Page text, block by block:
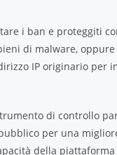
i ban e proteggiti
di malware, oppure
IP originario per
di controllo
per una
della